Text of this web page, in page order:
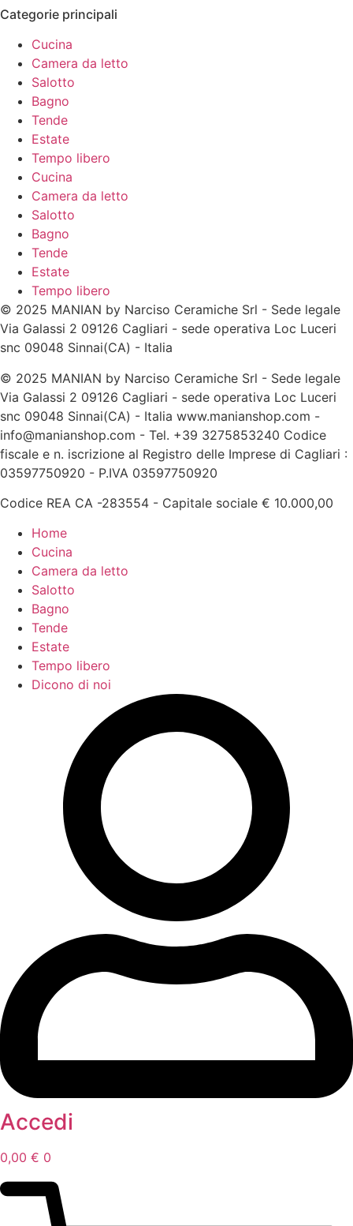
Categorie principali
Cucina
Camera da letto
Salotto
Bagno
Tende
Estate
Tempo libero
Cucina
Camera da letto
Salotto
Bagno
Tende
Estate
Tempo libero
© 2025 MANIAN by Narciso Ceramiche Srl - Sede legale
Via Galassi 2 09126 Cagliari - sede operativa Loc Luceri
snc 09048 Sinnai(CA) - Italia
© 2025 MANIAN by Narciso Ceramiche Srl - Sede legale
Via Galassi 2 09126 Cagliari - sede operativa Loc Luceri
snc 09048 Sinnai(CA) - Italia www.manianshop.com -
info@manianshop.com - Tel. +39 3275853240 Codice
fiscale e n. iscrizione al Registro delle Imprese di Cagliari :
03597750920 - P.IVA 03597750920
Codice REA CA -283554 - Capitale sociale € 10.000,00
Home
Cucina
Camera da letto
Salotto
Bagno
Tende
Estate
Tempo libero
Dicono di noi
Accedi
0,00 € 0